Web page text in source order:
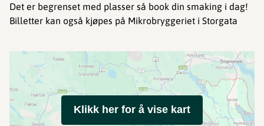
Det er begrenset med plasser så book din smaking i dag!
Billetter kan også kjøpes på Mikrobryggeriet i Storgata
Klikk her for å vise kart